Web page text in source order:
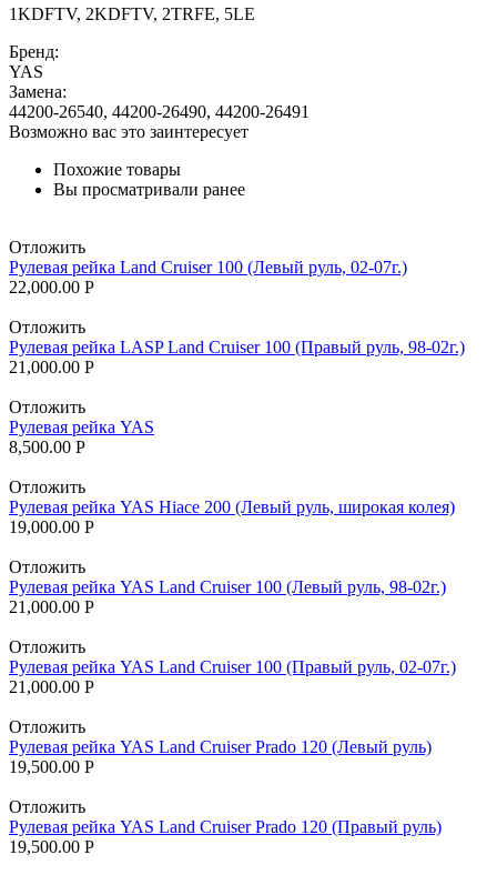
1KDFTV, 2KDFTV, 2TRFE, 5LE
Бренд:
YAS
Замена:
44200-26540, 44200-26490, 44200-26491
Возможно вас это заинтересует
Похожие товары
Вы просматривали ранее
Отложить
Рулевая рейка Land Cruiser 100 (Левый руль, 02-07г.)
22,000.00 Р
Отложить
Рулевая рейка LASP Land Cruiser 100 (Правый руль, 98-02г.)
21,000.00 Р
Отложить
Рулевая рейка YAS
8,500.00 Р
Отложить
Рулевая рейка YAS Hiace 200 (Левый руль, широкая колея)
19,000.00 Р
Отложить
Рулевая рейка YAS Land Cruiser 100 (Левый руль, 98-02г.)
21,000.00 Р
Отложить
Рулевая рейка YAS Land Cruiser 100 (Правый руль, 02-07г.)
21,000.00 Р
Отложить
Рулевая рейка YAS Land Cruiser Prado 120 (Левый руль)
19,500.00 Р
Отложить
Рулевая рейка YAS Land Cruiser Prado 120 (Правый руль)
19,500.00 Р